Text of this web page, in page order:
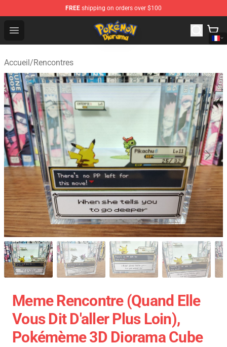
FREE shipping on orders over $100
Open menu
Pokemon Diorama Shop - The Best Store of Pokemon
Accueil/Rencontres
Meme Rencontre (Quand Elle
Vous Dit D'aller Plus Loin),
Pokémème 3D Diorama Cube